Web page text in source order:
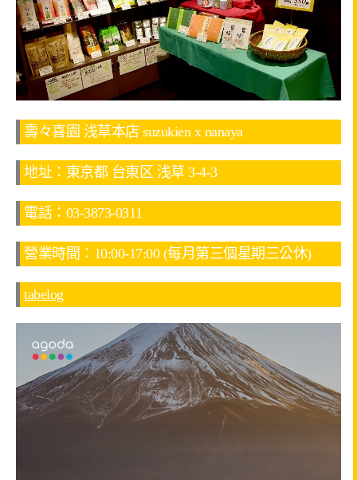
壽々喜園 浅草本店 suzukien x nanaya
地址：東京都 台東区 浅草 3-4-3
電話：03-3873-0311
營業時間：10:00-17:00 (每月第三個星期三公休)
tabelog